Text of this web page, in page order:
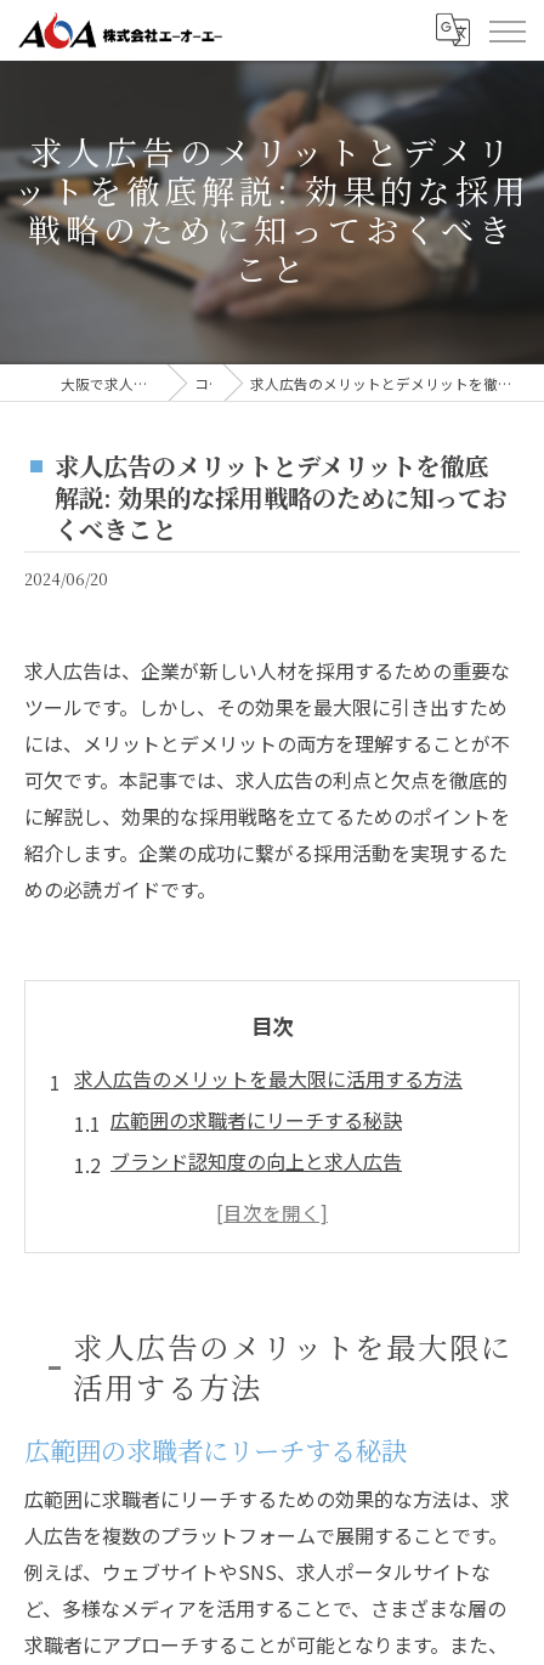
求人広告のメリットとデメリ
ットを徹底解説: 効果的な採用
戦略のために知っておくべき
こと
大阪で求人広告なら株式会社AOA コラム 求人広告のメリットとデメリットを徹底解説: 効果的な採用戦略のために知っておくべきこと
求人広告のメリットとデメリットを徹底
解説: 効果的な採用戦略のために知ってお
くべきこと
2024/06/20
求人広告は、企業が新しい人材を採用するための重要な
ツールです。しかし、その効果を最大限に引き出すため
には、メリットとデメリットの両方を理解することが不
可欠です。本記事では、求人広告の利点と欠点を徹底的
に解説し、効果的な採用戦略を立てるためのポイントを
紹介します。企業の成功に繋がる採用活動を実現するた
めの必読ガイドです。
目次
求人広告のメリットを最大限に活用する方法
広範囲の求職者にリーチする秘訣
ブランド認知度の向上と求人広告
ターゲット層に効果的にアプローチする方
法
成功事例から学ぶ求人広告活用術
求人広告のデメリットを克服するための戦略
適切なターゲティングを行うための方法
広告の無駄を削減するための対策
負担を軽減するための自動化ツールの活用
求職者の質を高めるための工夫
求人広告のメリットを最大限に
活用する方法
広範囲の求職者にリーチする秘訣
広範囲に求職者にリーチするための効果的な方法は、求
人広告を複数のプラットフォームで展開することです。
例えば、ウェブサイトやSNS、求人ポータルサイトな
ど、多様なメディアを活用することで、さまざまな層の
求職者にアプローチすることが可能となります。また、